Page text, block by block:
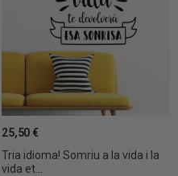
Tria idioma! Somriu a la vida i la
vida et...
25,50 €